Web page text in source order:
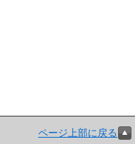
ページ上部に戻る